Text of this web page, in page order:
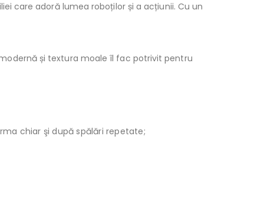
care adoră lumea roboților și a acțiunii. Cu un
și textura moale îl fac potrivit pentru
chiar şi după spălări repetate;